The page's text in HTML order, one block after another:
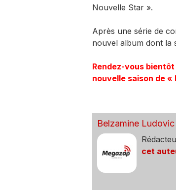
Nouvelle Star ».
Après une série de
nouvel album dont la
Rendez-vous
nouvelle saison de «
Belzamine Ludovic
cet